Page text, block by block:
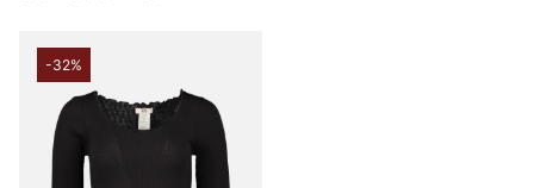
Rosemunde – Feminint modetøj til
outletpriser.
På Vingåkers Factory Outlet finder du et nøje udvalgt
-32%